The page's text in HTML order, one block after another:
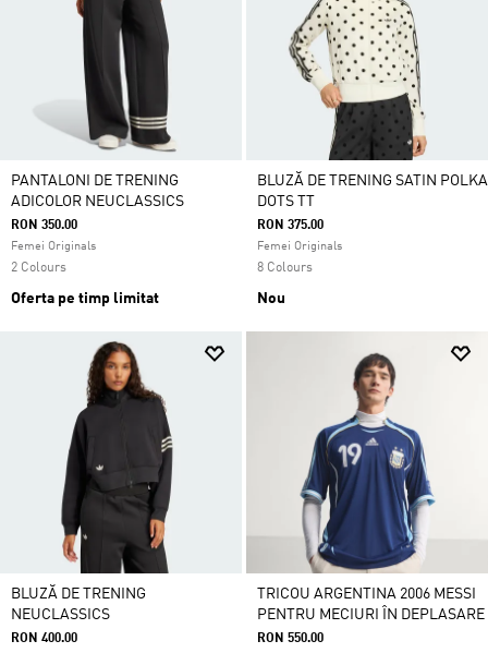
PANTALONI DE TRENING
ADICOLOR NEUCLASSICS
RON 350.00
Femei Originals
2 Colours
Oferta pe timp limitat
BLUZĂ DE TRENING SATIN POLKA
DOTS TT
RON 375.00
Femei Originals
8 Colours
Nou
BLUZĂ DE TRENING
NEUCLASSICS
RON 400.00
TRICOU ARGENTINA 2006 MESSI
PENTRU MECIURI ÎN DEPLASARE
RON 550.00